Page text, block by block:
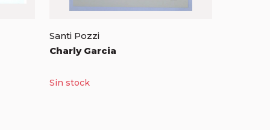
Santi Pozzi
Charly Garcia